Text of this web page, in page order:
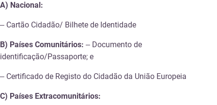
A) Nacional:
– Cartão Cidadão/ Bilhete de Identidade
B) Países Comunitários: – Documento de
identificação/Passaporte; e
– Certificado de Registo do Cidadão da União Europeia
C) Países Extracomunitários: